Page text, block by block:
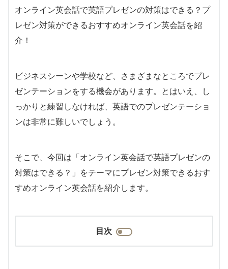
オンライン英会話で英語プレゼンの対策はできる？プ
レゼン対策ができるおすすめオンライン英会話を紹
介！
ビジネスシーンや学校など、さまざまなところでプレ
ゼンテーションをする機会があります。とはいえ、し
っかりと練習しなければ、英語でのプレゼンテーショ
ンは非常に難しいでしょう。
そこで、今回は「オンライン英会話で英語プレゼンの
対策はできる？」をテーマにプレゼン対策できるおす
すめオンライン英会話を紹介します。
目次